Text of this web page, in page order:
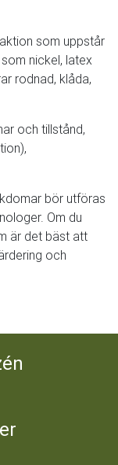
som uppstår
nickel, latex
rodnad, klåda,
och tillstånd,
bör utföras
Om du
är det bäst att
och